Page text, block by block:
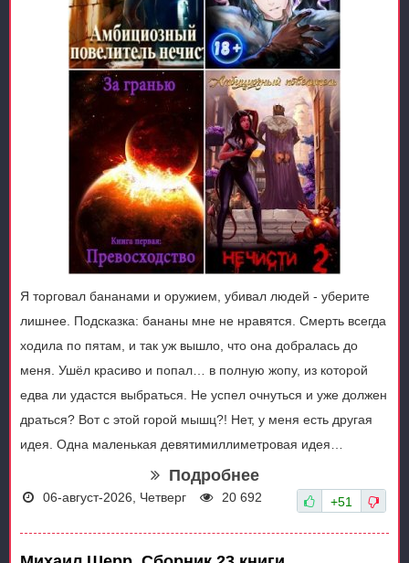
Я торговал бананами и оружием, убивал людей - уберите
лишнее. Подсказка: бананы мне не нравятся. Смерть всегда
ходила по пятам, и так уж вышло, что она добралась до
меня. Ушёл красиво и попал… в полную жопу, из которой
едва ли удастся выбраться. Не успел очнуться и уже должен
драться? Вот с этой горой мышц?! Нет, у меня есть другая
идея. Одна маленькая девятимиллиметровая идея…
Подробнее
06-август-2026, Четверг 20 692 +51